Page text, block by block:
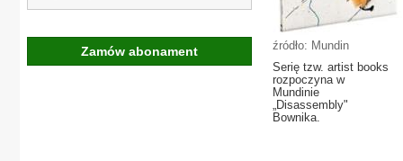
źródło: Mundin
Serię tzw. artist books
rozpoczyna w
Mundinie
„Disassembly"
Bownika.
Zamów abonament